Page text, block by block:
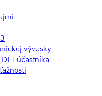
vývesky
účastníka